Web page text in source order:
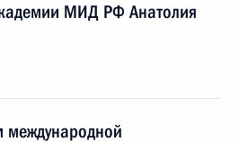
МИД РФ Анатолия
международной